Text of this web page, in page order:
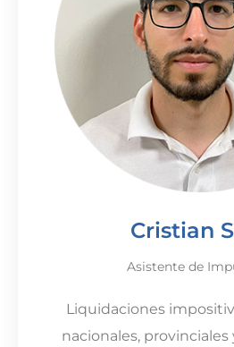
Cristian
Asistente de
Liquidaciones
nacionales,